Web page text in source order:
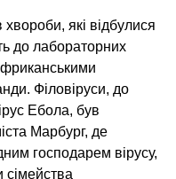
які відбулися
до лабораторних
Філовіруси, до
Ебола, був
Марбург, де
господарем вірусу,
сімейства